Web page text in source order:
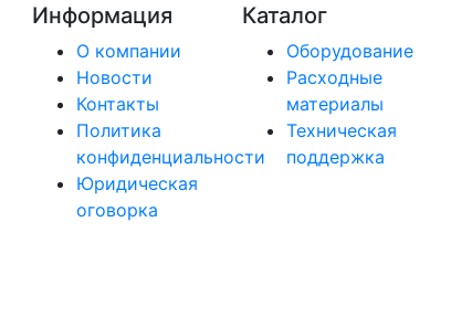
Информация
О компании
Новости
Контакты
Политика
конфиденциальности
Юридическая
оговорка
Каталог
Оборудование
Расходные
материалы
Техническая
поддержка